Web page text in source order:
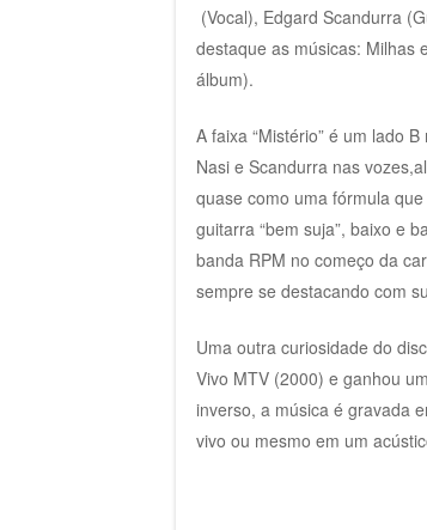
(Vocal), Edgard Scandurra
destaque as músicas: Milhas
álbum).
A faixa “Mistério” é um lado
Nasi e Scandurra nas
quase como uma fórmula
guitarra “bem suja”, baixo e
banda RPM no começo da
sempre se destacando com
Uma outra curiosidade do
Vivo MTV (2000) e ganhou
inverso, a música é gravada
vivo ou mesmo em um